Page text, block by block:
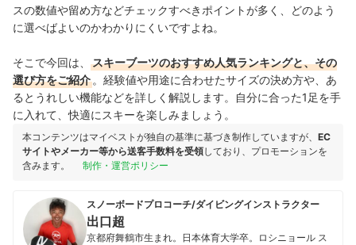
スの数値や留め方などチェックすべきポイントが多く、どのよう
に選べばよいのかわかりにくいですよね。
そこで今回は、
スキーブーツのおすすめ人気ランキングと、その
選び方をご紹介 。経験値や用途に合わせたサイズの決め方や、あ
るとうれしい機能などを詳しく解説します。自分に合った1足を手
に入れて、快適にスキーを楽しみましょう。
本コンテンツはマイベストが独自の基準に基づき制作していますが、 EC
サイトやメーカー等から送客手数料を受領しており、プロモーションを
含みます。
制作・運営ポリシー
スノーボードプロコーチ/ダイビングインストラクター
出口超
京都府舞鶴市生まれ。日本体育大学卒。ロシニョール ス